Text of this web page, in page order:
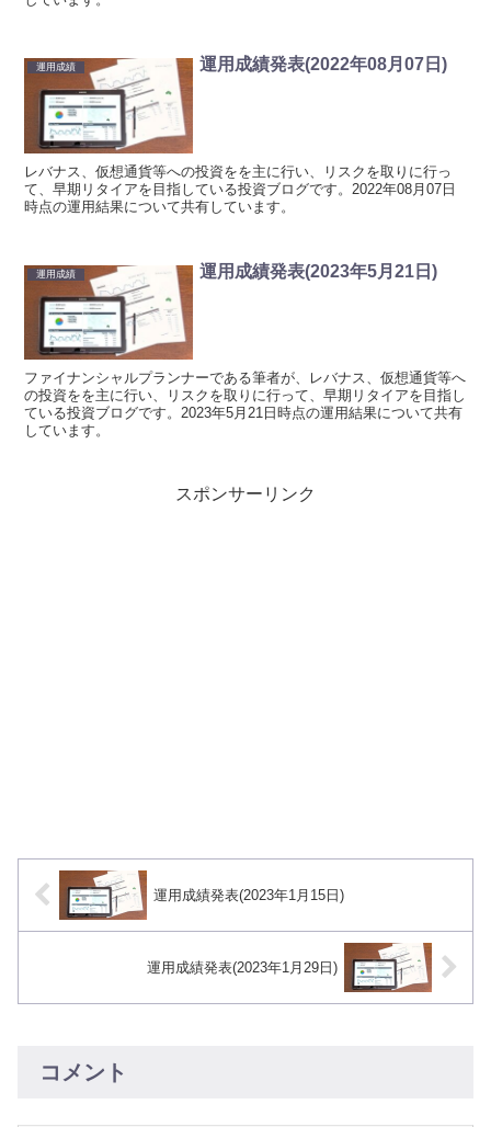
運用成績 運用成績発表(2022年08月07日)
レバナス、仮想通貨等への投資をを主に行い、リスクを取りに行っ
て、早期リタイアを目指している投資ブログです。2022年08月07日
時点の運用結果について共有しています。
運用成績 運用成績発表(2023年5月21日)
ファイナンシャルプランナーである筆者が、レバナス、仮想通貨等へ
の投資をを主に行い、リスクを取りに行って、早期リタイアを目指し
ている投資ブログです。2023年5月21日時点の運用結果について共有
しています。
スポンサーリンク
運用成績発表(2023年1月15日)
運用成績発表(2023年1月29日)
コメント